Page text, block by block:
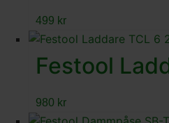
499 kr
Festool
980 kr